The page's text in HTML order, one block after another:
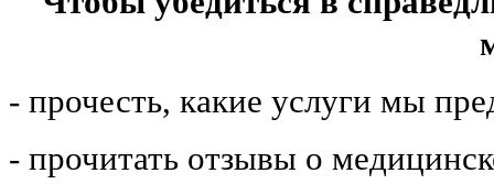
- прочесть, какие услуги мы
- прочитать отзывы о